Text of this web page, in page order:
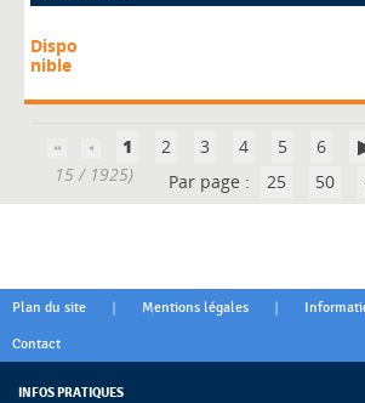
Dispo
nible
1 2 3 4 5 6
15 / 1925)
Par page : 25 50
Plan du site | Mentions légales |
Contact
INFOS PRATIQUES